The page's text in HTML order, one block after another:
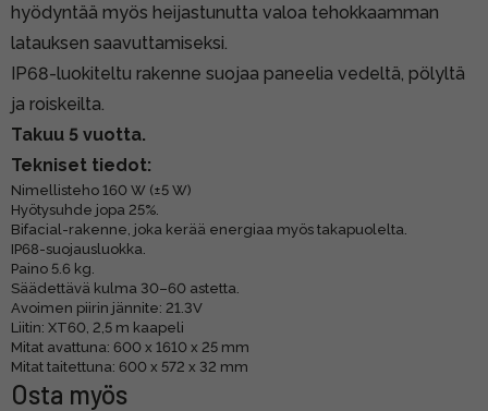
hyödyntää myös heijastunutta valoa tehokkaamman
latauksen saavuttamiseksi.
IP68-luokiteltu rakenne suojaa paneelia vedeltä, pölyltä
ja roiskeilta.
Takuu 5 vuotta.
Tekniset tiedot:
Nimellisteho 160 W (±5 W)
Hyötysuhde jopa 25%.
Bifacial-rakenne, joka kerää energiaa myös takapuolelta.
IP68-suojausluokka.
Paino 5.6 kg.
Säädettävä kulma 30–60 astetta.
Avoimen piirin jännite: 21.3V
Liitin: XT60, 2,5 m kaapeli
Mitat avattuna: 600 x 1610 x 25 mm
Mitat taitettuna: 600 x 572 x 32 mm
Osta myös